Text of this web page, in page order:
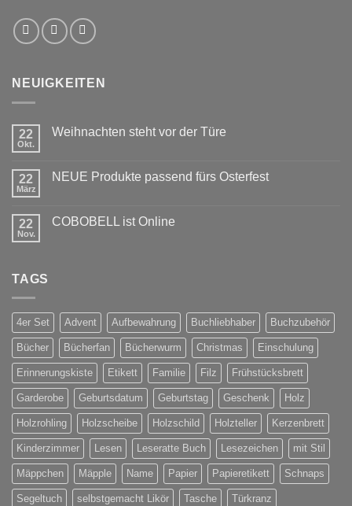
NEUIGKEITEN
22
Okt.
Weihnachten steht vor der Türe
Weihnachten
Türe
22
März
NEUE Produkte passend fürs Osterfest
NEUE
22
Nov.
COBOBELL ist Online
TAGS
4er Set Advent Aufbewahrung Buchliebhaber Buchzubehör
Bücher Bücherfan Bücherwurm Christmas Einschulung
Erinnerungskiste Etikett Familie Filz Frühstücksbrett
Garderobe Geburtsdatum Geburtstag Geschenk Holz
Holzrohling Holzscheibe Holzschild Holzteller Kerzenbrett
Kinderzimmer Lesen Leseratte Buch Lesezeichen mit Stil
Mäppchen Mäpple Name Papier Papieretikett Schnaps
Segeltuch selbstgemacht Likör Tasche Türkranz